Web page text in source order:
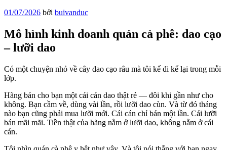
Đăng
01/07/2026 bởi buivanduc
Mô hình kinh doanh quán cà phê: dao cạo
– lưỡi dao
Có một chuyện nhỏ về cây dao cạo râu mà tôi kể đi kể lại trong mỗi
lớp.
Hãng bán cho bạn một cái cán dao thật rẻ — đôi khi gần như cho
không. Bạn cầm về, dùng vài lần, rồi lưỡi dao cùn. Và từ đó tháng
nào bạn cũng phải mua lưỡi mới. Cái cán chỉ bán một lần. Cái lưỡi
bán mãi mãi. Tiền thật của hãng nằm ở lưỡi dao, không nằm ở cái
cán.